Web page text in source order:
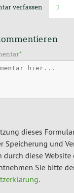
verfassen
*
dieses
Speicherung und
durch diese Website
Sie bitte
.